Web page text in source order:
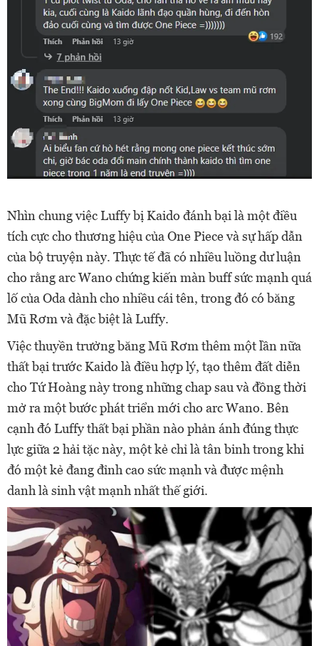
Nhìn chung việc Luffy bị Kaido đánh bại là một điều
tích cực cho thương hiệu của One Piece và sự hấp dẫn
của bộ truyện này. Thực tế đã có nhiều luồng dư luận
cho rằng arc Wano chứng kiến màn buff sức mạnh quá
lố của Oda dành cho nhiều cái tên, trong đó có băng
Mũ Rơm và đặc biệt là Luffy.
Việc thuyền trưởng băng Mũ Rơm thêm một lần nữa
thất bại trước Kaido là điều hợp lý, tạo thêm đất diễn
cho Tứ Hoàng này trong những chap sau và đồng thời
mở ra một bước phát triển mới cho arc Wano. Bên
cạnh đó Luffy thất bại phần nào phản ánh đúng thực
lực giữa 2 hải tặc này, một kẻ chỉ là tân binh trong khi
đó một kẻ đang đỉnh cao sức mạnh và được mệnh
danh là sinh vật mạnh nhất thế giới.